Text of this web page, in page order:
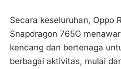
Secara keseluruhan, Oppo
Snapdragon 765G
kencang dan bertenaga
berbagai aktivitas, mulai